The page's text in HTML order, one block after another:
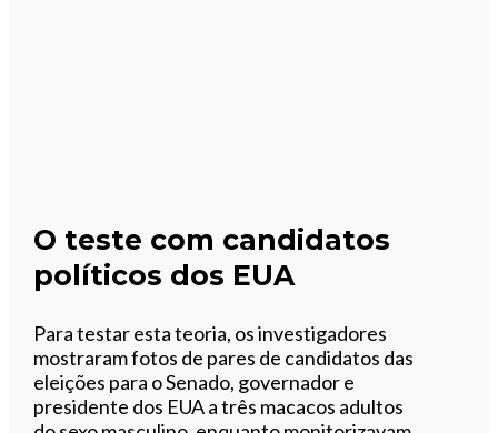
O teste com candidatos
políticos dos EUA
Para testar esta teoria, os investigadores
mostraram fotos de pares de candidatos das
eleições para o Senado, governador e
presidente dos EUA a três macacos adultos